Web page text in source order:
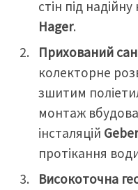
стін під
Hager.
Прихований
колекторне
зшитим
монтаж
інсталяцій
протікання
Високоточна